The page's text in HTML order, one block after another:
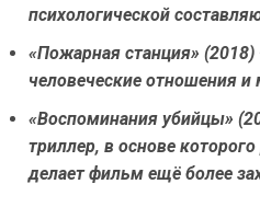
психологической
«Пожарная станция» (2018)
человеческие отношения
«Воспоминания убийцы»
триллер, в основе
делает фильм ещё более